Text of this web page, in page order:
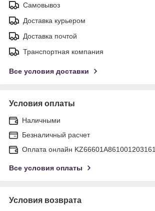
Самовывоз
Доставка курьером
Доставка почтой
Транспортная компания
Все условия доставки
Условия оплаты
Наличными
Безналичный расчет
Оплата онлайн KZ66601A861001203161
Все условия оплаты
Условия возврата